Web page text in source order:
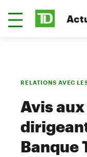
RELATIONS AVEC
Avis
Banque